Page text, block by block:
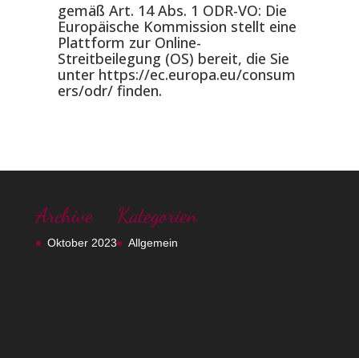
gemäß Art. 14 Abs. 1 ODR-VO: Die
Europäische Kommission stellt eine
Plattform zur Online-
Streitbeilegung (OS) bereit, die Sie
unter https://ec.europa.eu/consum
ers/odr/finden.
Archive
Oktober 2023
Kategorien
Allgemein